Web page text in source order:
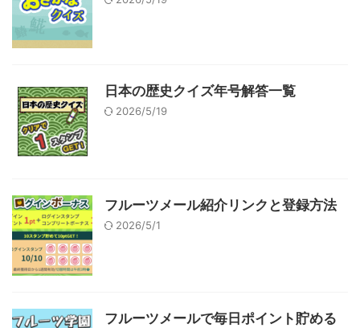
日本の歴史クイズ年号解答一覧
2026/5/19
フルーツメール紹介リンクと登録方法
2026/5/1
フルーツメールで毎日ポイント貯める